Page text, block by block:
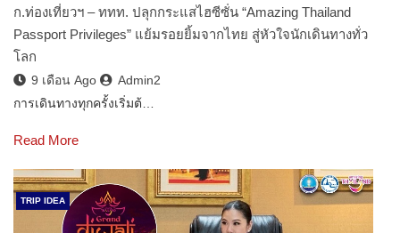
ก.ท่องเที่ยวฯ – ททท. ปลุกกระแสไฮซีซั่น “Amazing Thailand
Passport Privileges” แย้มรอยยิ้มจากไทย สู่หัวใจนักเดินทางทั่ว
โลก
9 เดือน Ago
Admin2
การเดินทางทุกครั้งเริ่มต้…
Read More
TRIP IDEA